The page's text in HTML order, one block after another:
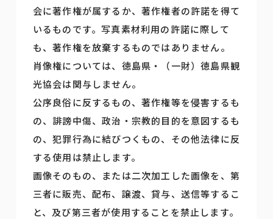
会に著作権が属するか、著作権者の許諾を得て
いるものです。写真素材利用の許諾に際して
も、著作権を放棄するものではありません。
肖像権については、徳島県・（一財）徳島県観
光協会は関与しません。
公序良俗に反するもの、著作権等を侵害するも
の、誹謗中傷、政治・宗教的目的を意図するも
の、犯罪行為に結びつくもの、その他法律に反
する使用は禁止します。
画像そのもの、または二次加工した画像を、第
三者に販売、配布、譲渡、貸与、送信等するこ
と、及び第三者が使用することを禁止します。